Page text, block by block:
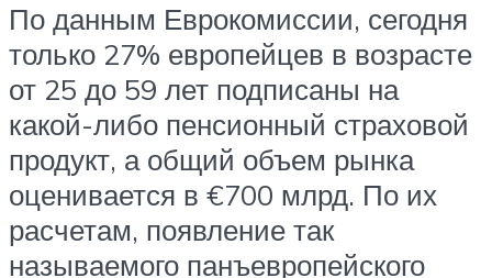
По данным Еврокомиссии, сегодня
только 27% европейцев в возрасте
от 25 до 59 лет подписаны на
какой-либо пенсионный страховой
продукт, а общий объем рынка
оценивается в €700 млрд. По их
расчетам, появление так
называемого панъевропейского